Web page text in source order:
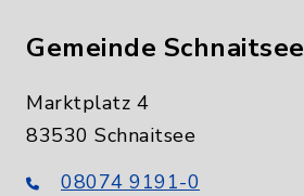
Gemeinde Schnaitsee
Marktplatz 4
83530 Schnaitsee
08074 9191-0